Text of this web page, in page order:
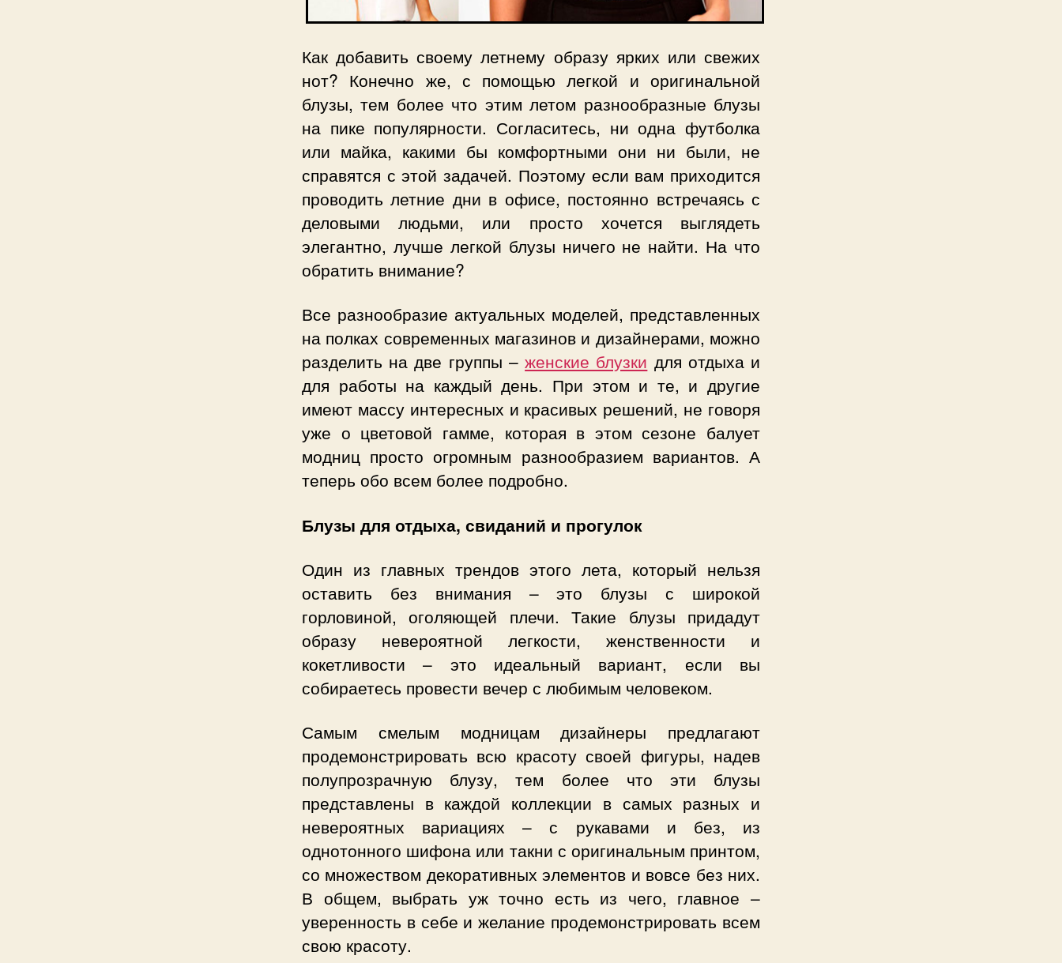
Как добавить своему летнему образу ярких или свежих
нот? Конечно же, с помощью легкой и оригинальной
блузы, тем более что этим летом разнообразные блузы
на пике популярности. Согласитесь, ни одна футболка
или майка, какими бы комфортными они ни были, не
справятся с этой задачей. Поэтому если вам приходится
проводить летние дни в офисе, постоянно встречаясь с
деловыми людьми, или просто хочется выглядеть
элегантно, лучше легкой блузы ничего не найти. На что
обратить внимание?
Все разнообразие актуальных моделей, представленных
на полках современных магазинов и дизайнерами, можно
разделить на две группы –женские блузки для отдыха и
для работы на каждый день. При этом и те, и другие
имеют массу интересных и красивых решений, не говоря
уже о цветовой гамме, которая в этом сезоне балует
модниц просто огромным разнообразием вариантов. А
теперь обо всем более подробно.
Блузы для отдыха, свиданий и прогулок
Один из главных трендов этого лета, который нельзя
оставить без внимания – это блузы с широкой
горловиной, оголяющей плечи. Такие блузы придадут
образу невероятной легкости, женственности и
кокетливости – это идеальный вариант, если вы
собираетесь провести вечер с любимым человеком.
Самым смелым модницам дизайнеры предлагают
продемонстрировать всю красоту своей фигуры, надев
полупрозрачную блузу, тем более что эти блузы
представлены в каждой коллекции в самых разных и
невероятных вариациях – с рукавами и без, из
однотонного шифона или такни с оригинальным принтом,
со множеством декоративных элементов и вовсе без них.
В общем, выбрать уж точно есть из чего, главное –
уверенность в себе и желание продемонстрировать всем
свою красоту.